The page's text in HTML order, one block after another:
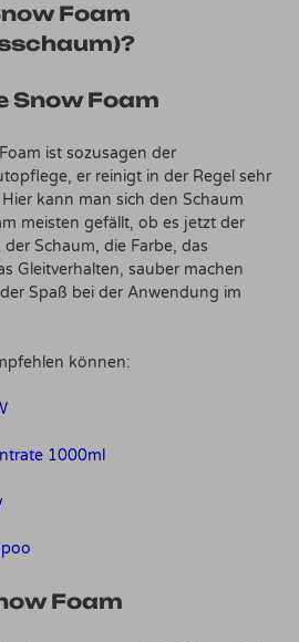
Foam
Snow Foam
ist sozusagen der
er reinigt in der Regel sehr
kann man sich den Schaum
meisten gefällt, ob es jetzt der
Schaum, die Farbe, das
Gleitverhalten, sauber machen
Spaß bei der Anwendung im
können:
1000ml
Foam